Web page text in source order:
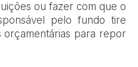
ou fazer com que o
pelo fundo tire
para repor